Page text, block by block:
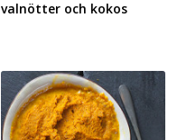
valnötter och kokos